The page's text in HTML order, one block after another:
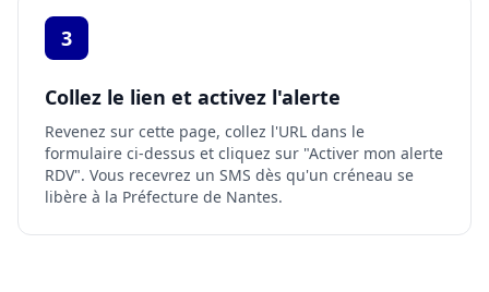
3
Collez le lien et activez l'alerte
Revenez sur cette page, collez l'URL dans le
formulaire ci-dessus et cliquez sur "Activer mon alerte
RDV". Vous recevrez un SMS dès qu'un créneau se
libère à la Préfecture de Nantes.